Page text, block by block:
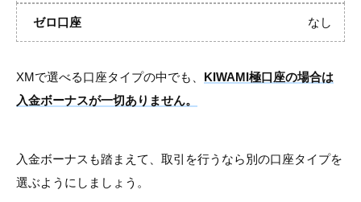
なし
XMで選べる口座タイプの中でも、 KIWAMI極口座の場合は
入金ボーナスが一切ありません。
入金ボーナスも踏まえて、取引を行うなら別の口座タイプを
選ぶようにしましょう。